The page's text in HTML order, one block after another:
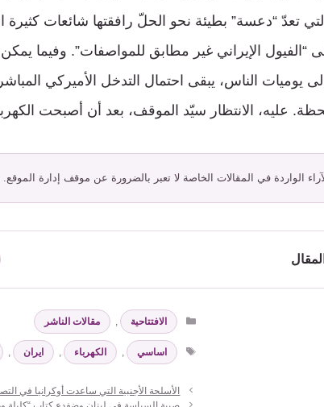
تعدّ “دعسة” بطيئة نحو الحلّ رافقتها شائعات
“الفيول الإيراني غير مطابق للمواصفات”. وفيما يمكن
إلى يوميات الناس، يبقى احتمال التدخل الأميركي
عليه، الانتظار سيّد الموقف، بعد أن أصبحت
الواردة في المقالات الخاصة لا تعبر بالضرورة عن موقف إدارة الموقع.
التصنيفات
الافتتاحية ,
مقالات الناشر
الوسوم
اساسي , الكهرباء , ايران ,
الأسلحة الأجنبية التي ساعدت أوكرانيا في